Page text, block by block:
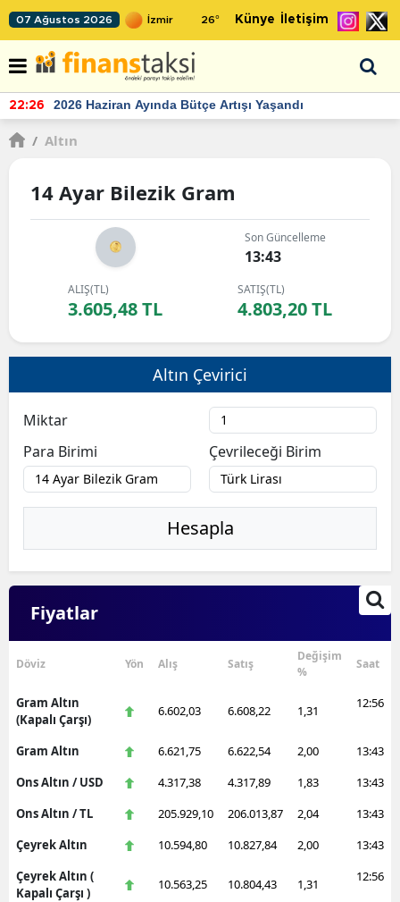
07 Ağustos 2026 26° Künye İletişim
22:26 2026 Haziran Ayında Bütçe Artışı Yaşandı
/ Altın
14 Ayar Bilezik Gram
Son Güncelleme
13:43
ALIŞ(TL)
3.605,48 TL
SATIŞ(TL)
4.803,20 TL
Altın Çevirici
Miktar
Para Birimi
Çevrileceği Birim
Hesapla
Fiyatlar
Döviz Yön Alış Satış
Değişim
%
Saat
Gram Altın
(Kapalı Çarşı)
6.602,03 6.608,22 1,31 12:56
Gram Altın 6.621,75 6.622,54 2,00
13:43
Ons Altın / USD
4.317,38 4.317,89 1,83
13:43
Ons Altın / TL
205.929,10 206.013,87 2,04
13:43
Çeyrek Altın
10.594,80 10.827,84 2,00
13:43
Çeyrek Altın (
Kapalı Çarşı )
10.563,25 10.804,43 1,31 12:56